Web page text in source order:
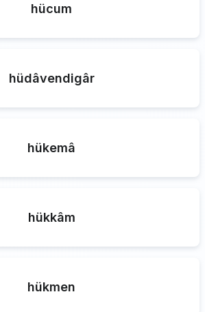
hücum
hüdâvendigâr
hükemâ
hükkâm
hükmen